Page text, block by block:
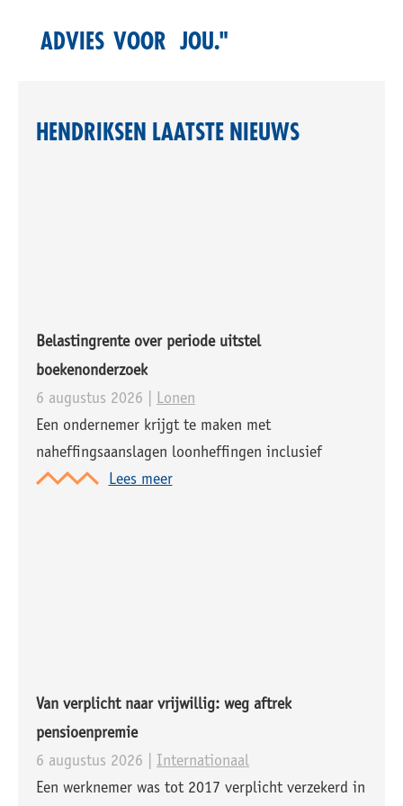
ADVIES VOOR JOU."
HENDRIKSEN LAATSTE NIEUWS
Belastingrente over periode uitstel
boekenonderzoek
6 augustus 2026 | Lonen
Een ondernemer krijgt te maken met
naheffingsaanslagen loonheffingen inclusief
belastingrente over 2019 en 2020. Het
Lees meer
Van verplicht naar vrijwillig: weg aftrek
pensioenpremie
6 augustus 2026 | Internationaal
Een werknemer was tot 2017 verplicht verzekerd in